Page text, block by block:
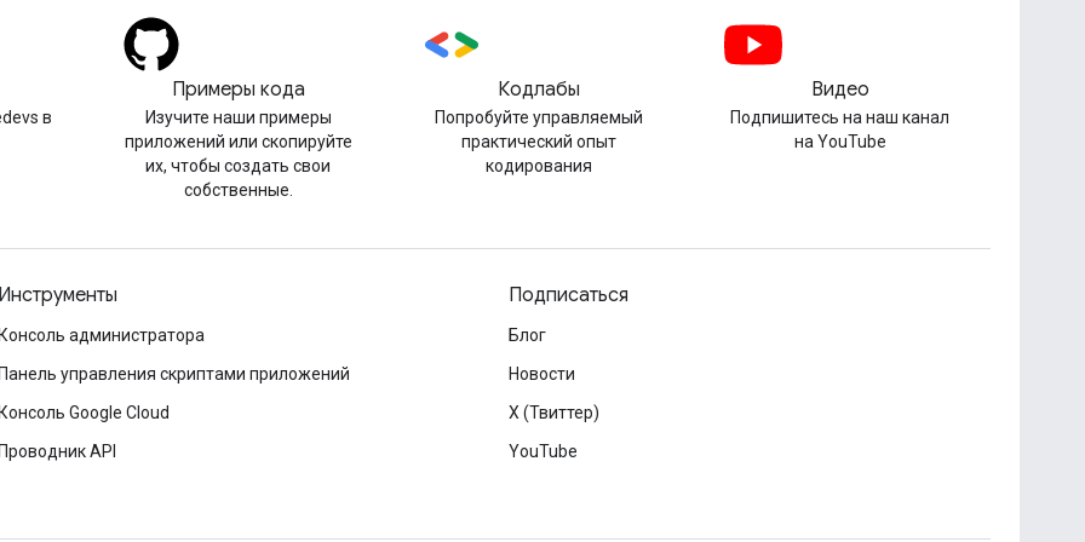
в
Примеры кода
Изучите наши примеры
приложений или скопируйте
их, чтобы создать свои
собственные.
Кодлабы
Попробуйте управляемый
практический опыт
кодирования
Видео
Подпишитесь на наш канал
на YouTube
Инструменты
Консоль администратора
Панель управления скриптами приложений
Консоль Google Cloud
Проводник API
Подписаться
Блог
Новости
X (Твиттер)
YouTube